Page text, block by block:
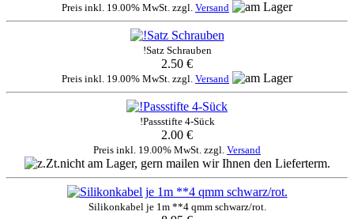
Preis inkl. 19.00% MwSt. zzgl. Versand
!Satz Schrauben
2.50 €
Preis inkl. 19.00% MwSt. zzgl. Versand
!Passstifte 4-Sück
2.00 €
Preis inkl. 19.00% MwSt. zzgl. Versand
Silikonkabel je 1m **4 qmm schwarz/rot.